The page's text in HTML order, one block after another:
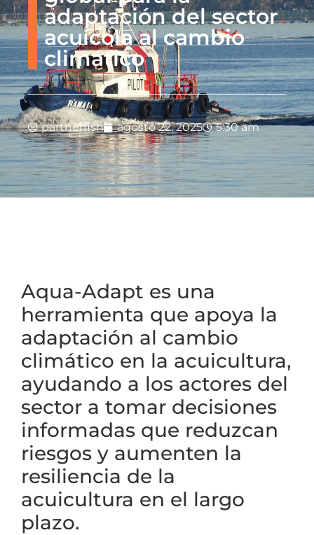
adaptación del sector
acuícola al cambio
climático
partnerfish agosto 22, 2025 5:30 am
Aqua-Adapt es una
herramienta que apoya la
adaptación al cambio
climático en la acuicultura,
ayudando a los actores del
sector a tomar decisiones
informadas que reduzcan
riesgos y aumenten la
resiliencia de la
acuicultura en el largo
plazo.